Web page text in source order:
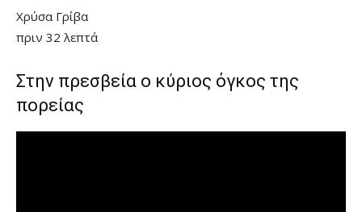
Χρύσα Γρίβα
πριν 32 λεπτά
Στην πρεσβεία ο κύριος όγκος της
πορείας